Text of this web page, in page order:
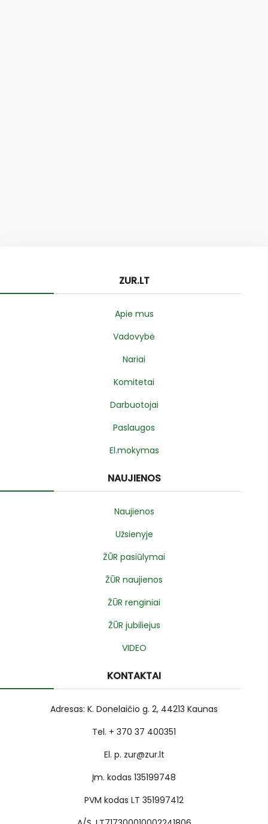
ZUR.LT
Apie mus
Vadovybė
Nariai
Komitetai
Darbuotojai
Paslaugos
El.mokymas
NAUJIENOS
Naujienos
Užsienyje
ŽŪR pasiūlymai
ŽŪR naujienos
ŽŪR renginiai
ŽŪR jubiliejus
VIDEO
KONTAKTAI
Adresas: K. Donelaičio g. 2, 44213 Kaunas
Tel. + 370 37 400351
El. p. zur@zur.lt
Įm. kodas 135199748
PVM kodas LT 351997412